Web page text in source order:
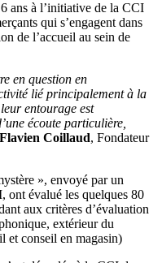
ans à l’initiative de la CCI
qui s’engagent dans
de l’accueil au sein de
en question en
lié principalement à la
entourage est
écoute particulière,
Flavien Coillaud, Fondateur
», envoyé par un
ont évalué les quelques 80
aux critères d’évaluation
extérieur du
et conseil en magasin)